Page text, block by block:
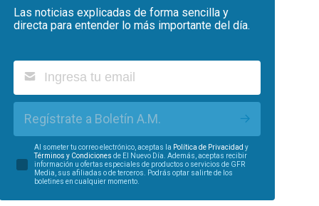
Las noticias explicadas de forma sencilla y
directa para entender lo más importante del día.
Regístrate a Boletín A.M.
Al someter tu correo electrónico, aceptas la Política de Privacidad y
Términos y Condiciones de El Nuevo Día. Además, aceptas recibir
información u ofertas especiales de productos o servicios de GFR
Media, sus afiliadas o de terceros. Podrás optar salirte de los
boletines en cualquier momento.